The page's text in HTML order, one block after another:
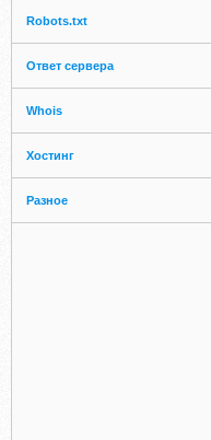
Robots.txt
Ответ сервера
Whois
Хостинг
Разное